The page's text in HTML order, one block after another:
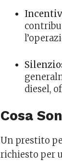
diesel,
Cosa
Un prestito
richiesto per